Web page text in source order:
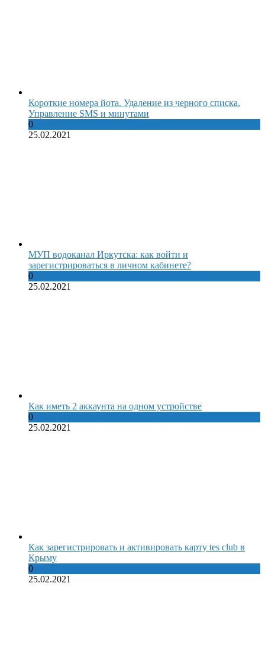
Короткие номера йота. Удаление из черного списка.
Управление SMS и минутами
0
25.02.2021
МУП водоканал Иркутска: как войти и
зарегистрироваться в личном кабинете?
0
25.02.2021
Как иметь 2 аккаунта на одном устройстве
0
25.02.2021
Как зарегистрировать и активировать карту tes club в
Крыму
0
25.02.2021